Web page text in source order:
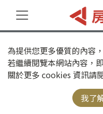
為提供您更多優質的內容
若繼續閱覽本網站內容，
關於更多 cookies 資訊請
我了